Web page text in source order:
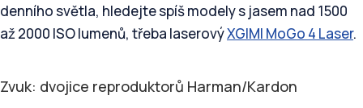
denního světla, hledejte spíš modely s jasem nad 1500
až 2000 ISO lumenů, třeba laserovýXGIMI MoGo 4 Laser.
Zvuk: dvojice reproduktorů Harman/Kardon